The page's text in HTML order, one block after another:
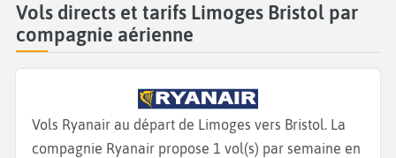
Vols directs et tarifs Limoges Bristol par
compagnie aérienne
Vols Ryanair au départ de Limoges vers Bristol. La
compagnie Ryanair propose 1 vol(s) par semaine en